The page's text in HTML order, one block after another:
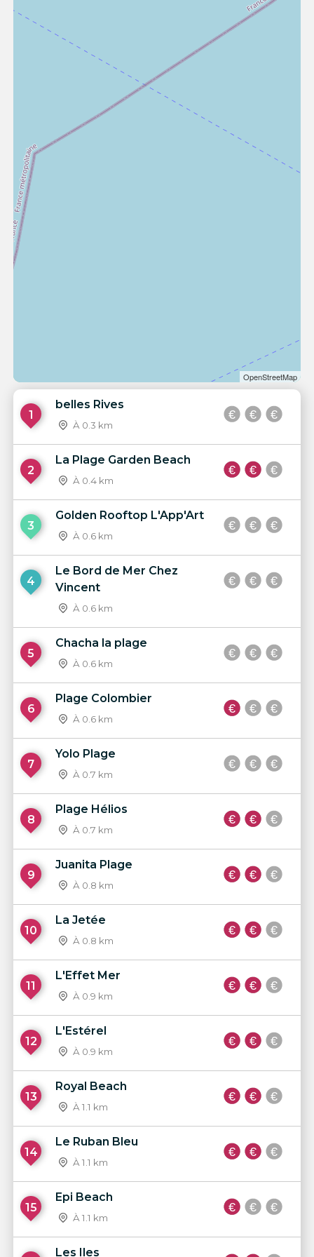
OpenStreetMap
1
belles Rives
À 0.3 km
2
La Plage Garden Beach
À 0.4 km
3
Golden Rooftop L'App'Art
À 0.6 km
4
Le Bord de Mer Chez
Vincent
À 0.6 km
5
Chacha la plage
À 0.6 km
6
Plage Colombier
À 0.6 km
7
Yolo Plage
À 0.7 km
8
Plage Hélios
À 0.7 km
9
Juanita Plage
À 0.8 km
10
La Jetée
À 0.8 km
11
L'Effet Mer
À 0.9 km
12
L'Estérel
À 0.9 km
13
Royal Beach
À 1.1 km
14
Le Ruban Bleu
À 1.1 km
15
Epi Beach
À 1.1 km
Les Iles